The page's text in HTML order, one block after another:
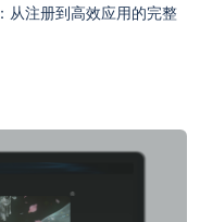
从注册到高效应用的完整